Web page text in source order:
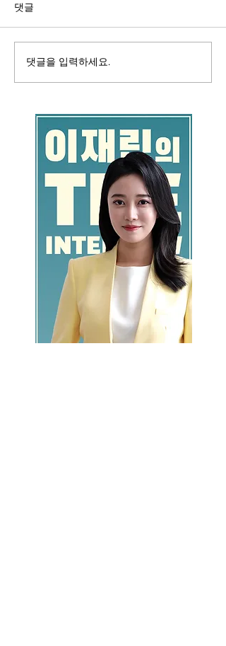
댓글
댓글을 입력하세요.